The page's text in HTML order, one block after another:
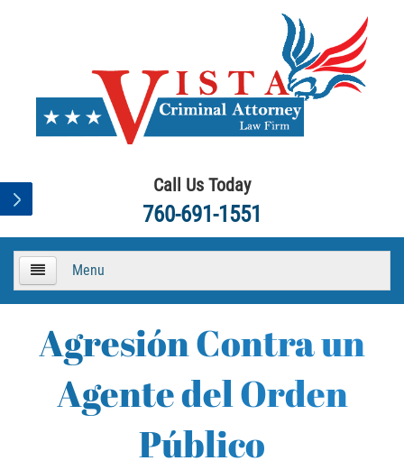
Call Us Today
760-691-1551
Menu
About
Practice Areas
Áreas De Práctica
Agresión Contra un
Agente del Orden
Público